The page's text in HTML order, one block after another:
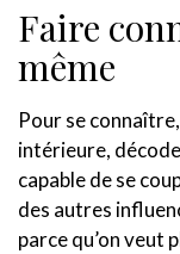
Faire
même
Pour se
intérieure,
capable de se
des autres
parce qu’on veut